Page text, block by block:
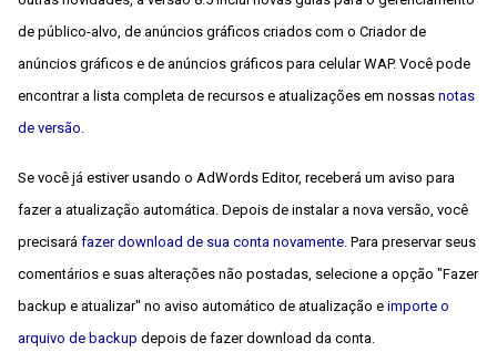
de público-alvo, de anúncios gráficos criados com o Criador de
anúncios gráficos e de anúncios gráficos para celular WAP. Você pode
encontrar a lista completa de recursos e atualizações em nossas notas
de versão.
Se você já estiver usando o AdWords Editor, receberá um aviso para
fazer a atualização automática. Depois de instalar a nova versão, você
precisará fazer download de sua conta novamente. Para preservar seus
comentários e suas alterações não postadas, selecione a opção "Fazer
backup e atualizar" no aviso automático de atualização e importe o
arquivo de backup depois de fazer download da conta.